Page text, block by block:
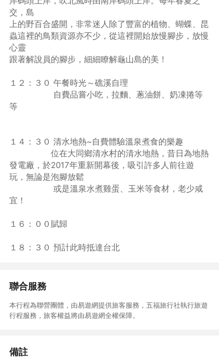
橫看成嶺側成峰、遠近高低皆不同
才得以窺探出烏龜的全貌。龜尾湖旁有隻趴地休息的哈巴狗兒，
美人，到底是哪個比較像呢?就等著大家來一探究竟。
昔日的龜山漁港，因颱風災損阻塞，過去的龜山島為捕魚為業的漁
P.S 門牌上的烏龜圖示，全台灣只有這邊才看的到喔。
每當春天３、４月之際，島上野百合盛開，純白的花朵與綠色的草
地，交織成春天最美的風景。
＊龜山島登島於出發前２０天抽籤，無法保證一定抽中，請報名時
提供姓名、身分證字號、生日、聯絡電話等資訊，
交，島
上的野百合盛開，非常迷人除了豐富的植物、蝴蝶、昆
蟲這裡的鳥類資源亦不少，從這裡開始放慢腳步，放慢
心靈
跟著解說員的腳步，細細瞭解龜山島的美！
１２：３０ 午餐時光～礁溪自理
自費品嘗小吃，拉麵、蔥油餅、奶凍捲等
等
１４：３０ 清水地熱~自費體驗溫泉煮食的樂趣
位在大同鄉清水村的清水地熱，昔日為地熱
發電廠，於2017年重新開幕後，吸引許多人前往遊
玩，無論是泡腳放鬆
或是溫泉水煮雞蛋、玉米等食材，老少咸
宜！
１６：００賦歸
１８：３０ 預計此時抵達台北
聯合服務
本行程為聯營團體，由易遊網提供旅客服務，五福旅行社執行旅遊
行程服務，旅客權益將由易遊網全權保障。
備註